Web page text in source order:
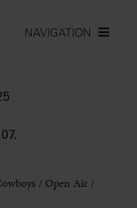
NAVIGATION
/ Open Air /